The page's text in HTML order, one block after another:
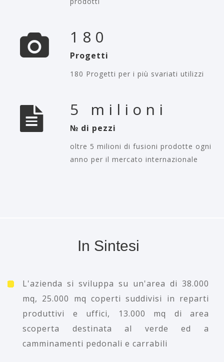
180
Progetti
180 Progetti per i più svariati utilizzi
5 milioni
№ di pezzi
oltre 5 milioni di fusioni prodotte ogni
anno per il mercato internazionale
In Sintesi
L'azienda si sviluppa su un'area di 38.000
mq, 25.000 mq coperti suddivisi in reparti
produttivi e uffici, 13.000 mq di area
scoperta destinata al verde ed a
camminamenti pedonali e carrabili